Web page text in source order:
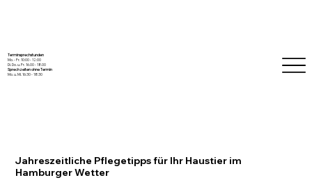
Terminsprechstunden
Mo. - Fr. 10:00 - 12:00
Di. Do. u. Fr. 16.00 - 18.00
Sprechzeiten ohne Termin
Mo. u. Mi. 16:30 - 18:30
Jahreszeitliche Pflegetipps für Ihr Haustier im
Hamburger Wetter